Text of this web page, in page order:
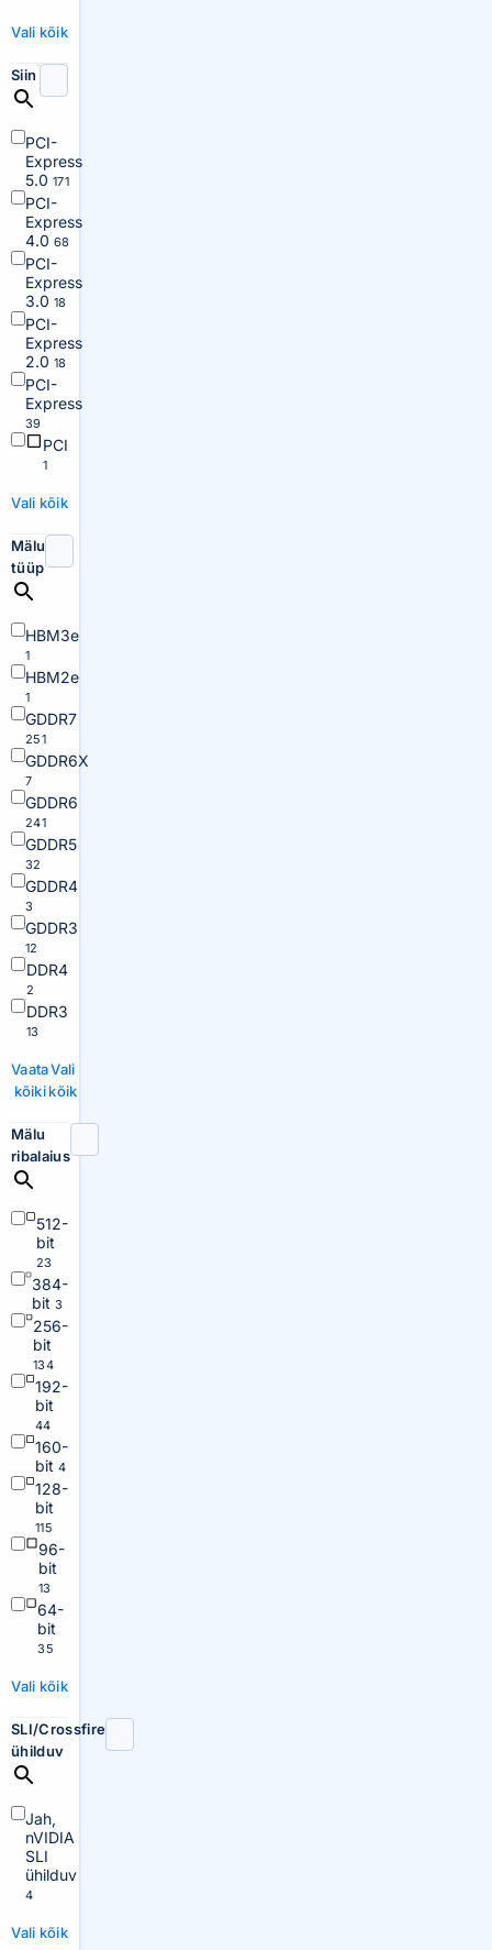
Vali kõik
Siin
PCI-
Express
5.0 171
PCI-
Express
4.0 68
PCI-
Express
3.0 18
PCI-
Express
2.0 18
PCI-
Express
39
PCI
1
Vali kõik
Mälu
tüüp
HBM3e
1
HBM2e
1
GDDR7
251
GDDR6X
7
GDDR6
241
GDDR5
32
GDDR4
3
GDDR3
12
DDR4
2
DDR3
13
Vaata
kõiki
Vali
kõik
Mälu
ribalaius
512-
bit
23
384-
bit 3
256-
bit
134
192-
bit
44
160-
bit 4
128-
bit
115
96-
bit
13
64-
bit
35
Vali kõik
SLI/Crossfire
ühilduv
Jah,
nVIDIA
SLI
ühilduv
4
Vali kõik